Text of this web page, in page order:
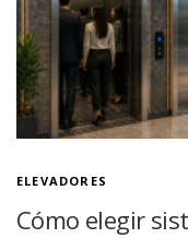
ELEVADORES
Cómo elegir